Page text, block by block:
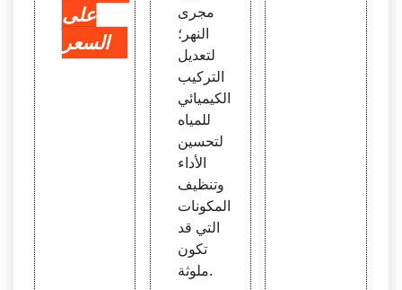
على
السعر
مجرى
النهر؛
لتعديل
التركيب
الكيميائي
للمياه
لتحسين
الأداء
وتنظيف
المكونات
التي قد
تكون
ملوثة.